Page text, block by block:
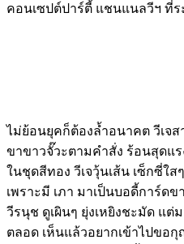
คอนเซปต์ปาร์ตี้ แชนแนลวีฯ ที่
ไม่ย้อนยุคก็ต้องล้ำอนาคต วีเจ
ขาขาวจั๊วะตามคำสั่ง ร้อนสุดแร
ในชุดสีทอง วีเจวุ้นเส้น เซ็กซี่ใ
เพราะมี เภา มาเป็นบอดี้การ์ดข
วีรนุช ดูเผินๆ ยุ่งเหยิงชะมัด แ
ตลอด เห็นแล้วอยากเข้าไปขอ